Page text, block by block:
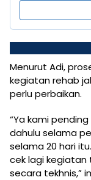
Menurut Adi,
kegiatan rehab
perlu perbaikan.
“Ya kami
dahulu selama
selama 20 hari
cek lagi kegiatan
secara tekhnis,”